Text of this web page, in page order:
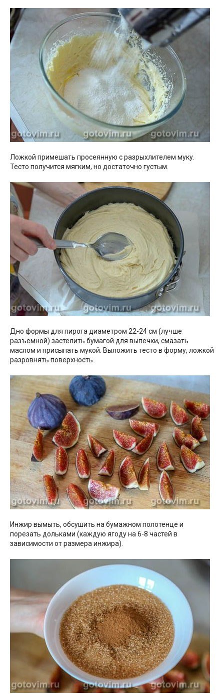
Ложкой примешать просеянную с разрыхлителем муку.
Тесто получится мягким, но достаточно густым.
Дно формы для пирога диаметром 22-24 см (лучше
разъемной) застелить бумагой для выпечки, смазать
маслом и присыпать мукой. Выложить тесто в форму, ложкой
разровнять поверхность.
Инжир вымыть, обсушить на бумажном полотенце и
порезать дольками (каждую ягоду на 6-8 частей в
зависимости от размера инжира).